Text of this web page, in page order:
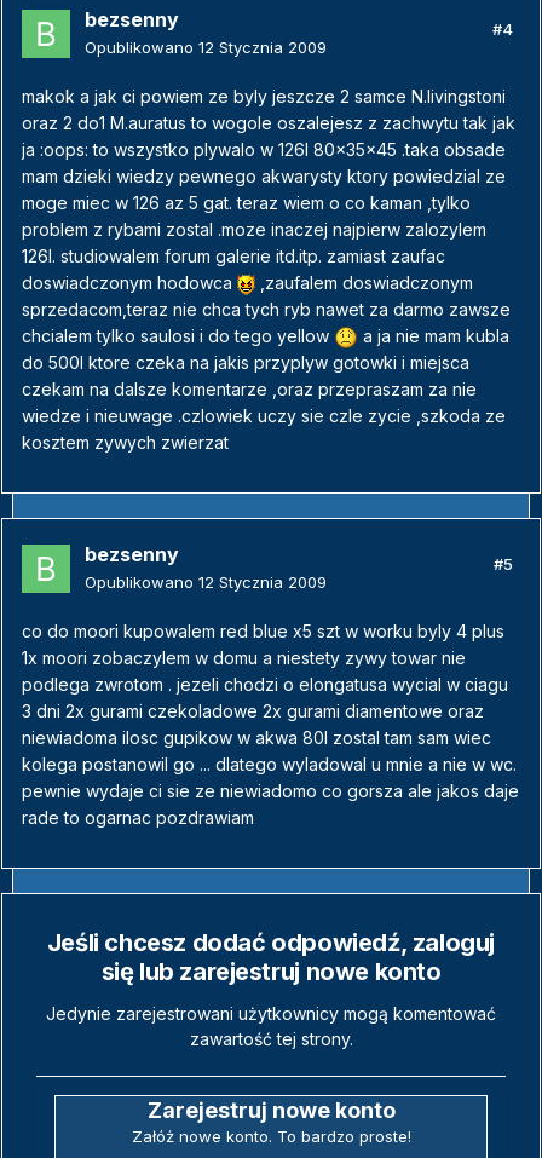
bezsenny
Opublikowano 12 Stycznia 2009
#4
makok a jak ci powiem ze byly jeszcze 2 samce N.livingstoni
oraz 2 do1 M.auratus to wogole oszalejesz z zachwytu tak jak
ja :oops: to wszystko plywalo w 126l 80x35x45 .taka obsade
mam dzieki wiedzy pewnego akwarysty ktory powiedzial ze
moge miec w 126 az 5 gat. teraz wiem o co kaman ,tylko
problem z rybami zostal .moze inaczej najpierw zalozylem
126l. studiowalem forum galerie itd.itp. zamiast zaufac
doswiadczonym hodowca
,zaufalem doswiadczonym
sprzedacom,teraz nie chca tych ryb nawet za darmo zawsze
chcialem tylko saulosi i do tego yellow
a ja nie mam kubla
do 500l ktore czeka na jakis przyplyw gotowki i miejsca
czekam na dalsze komentarze ,oraz przepraszam za nie
wiedze i nieuwage .czlowiek uczy sie czle zycie ,szkoda ze
kosztem zywych zwierzat
bezsenny
Opublikowano 12 Stycznia 2009
#5
co do moori kupowalem red blue x5 szt w worku byly 4 plus
1x moori zobaczylem w domu a niestety zywy towar nie
podlega zwrotom . jezeli chodzi o elongatusa wycial w ciagu
3 dni 2x gurami czekoladowe 2x gurami diamentowe oraz
niewiadoma ilosc gupikow w akwa 80l zostal tam sam wiec
kolega postanowil go ... dlatego wyladowal u mnie a nie w wc.
pewnie wydaje ci sie ze niewiadomo co gorsza ale jakos daje
rade to ogarnac pozdrawiam
Jeśli chcesz dodać odpowiedź, zaloguj
się lub zarejestruj nowe konto
Jedynie zarejestrowani użytkownicy mogą komentować
zawartość tej strony.
Zarejestruj nowe konto
Załóż nowe konto. To bardzo proste!